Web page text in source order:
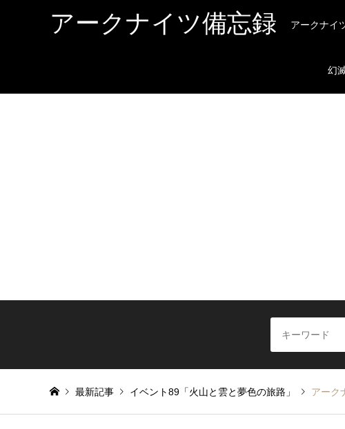
アークナイツ備忘録 アークナイ
幻
最新記事 イベント89「火山と雲と夢色の旅路」 アーク